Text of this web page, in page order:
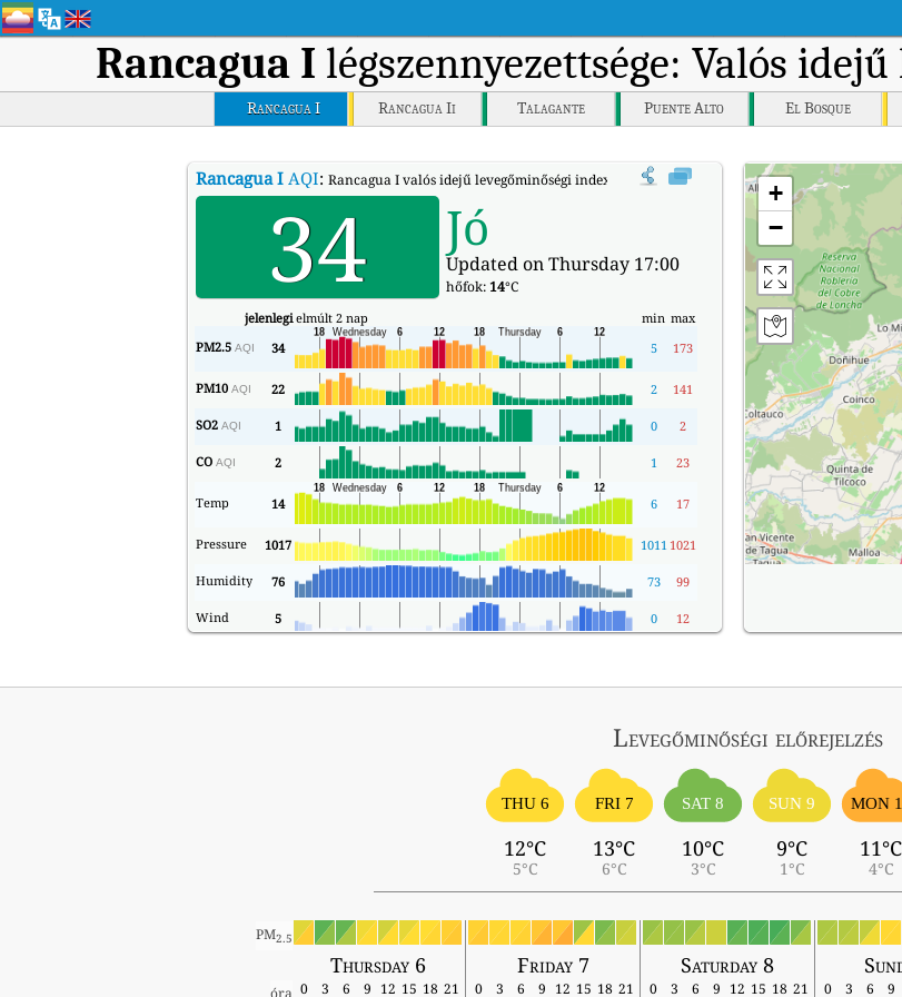
Rancagua I légszennyezettsége: Valós
Rancagua I Rancagua Ii Talagante Puente Alto El Bosque
Rancagua IAQI: Rancagua I valós idejű levegőminőségi indexe (AQI).
34 Jó
Updated on Thursday 17:00
hőfok: 14°C
jelenlegielmúlt 2 nap min max
PM2.5 AQI 34 5 173
PM10 AQI 22 2 141
SO2 AQI 1 0 2
CO AQI 2 1 23
Temp 14 6 17
Pressure 1017 1011 1021
Humidity 76 73 99
Wind 5 0 12
+
−
Levegőminőségi előrejelzés
THU 6
12°C
5°C
FRI 7
13°C
6°C
SAT 8
10°C
3°C
SUN 9
9°C
1°C
MON
11°C
4°C
PM2.5
Thursday 6 Friday 7 Saturday 8
0 3 6 9 12 15 18 21 0 3 6 9 12 15 18 21 0 3 6 9 12 15 18 21 0 3 6 9